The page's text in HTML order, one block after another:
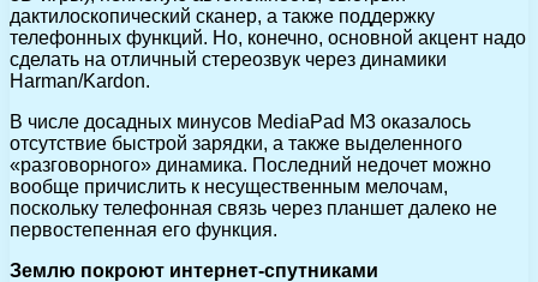
дактилоскопический сканер, а также поддержку
телефонных функций. Но, конечно, основной акцент надо
сделать на отличный стереозвук через динамики
Harman/Kardon.
В числе досадных минусов MediaPad M3 оказалось
отсутствие быстрой зарядки, а также выделенного
«разговорного» динамика. Последний недочет можно
вообще причислить к несущественным мелочам,
поскольку телефонная связь через планшет далеко не
первостепенная его функция.
Землю покроют интернет-спутниками